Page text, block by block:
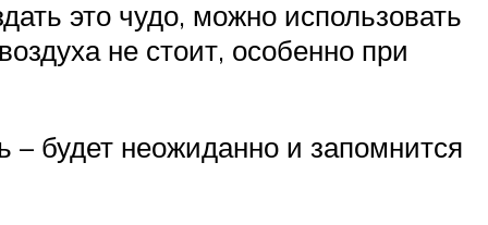
это чудо, можно использовать
не стоит, особенно при
будет неожиданно и запомнится